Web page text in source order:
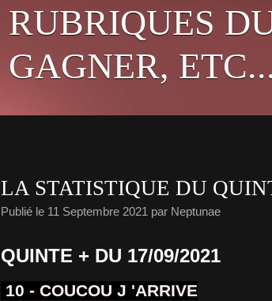
RUBRIQUES
GAGNER,
LA STATISTIQUE DU
Publié le 11 Septembre 2021 par Neptunae
QUINTE + DU 17/09/2021
10 - COUCOU J 'ARRIVE